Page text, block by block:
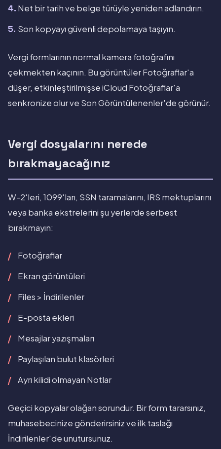
Net bir tarih ve belge türüyle yeniden adlandırın.
Son kopyayı güvenli depolamaya taşıyın.
Vergi formlarının normal kamera fotoğrafını
çekmekten kaçının. Bu görüntüler Fotoğraflar'a
düşer, etkinleştirilmişse iCloud Fotoğraflar'a
senkronize olur ve Son Görüntülenenler'de görünür.
Vergi dosyalarını nerede
bırakmayacağınız
W-2'leri, 1099'ları, SSN taramalarını, IRS mektuplarını
veya banka ekstrelerini şu yerlerde serbest
bırakmayın:
Fotoğraflar
Ekran görüntüleri
Files > İndirilenler
E-posta ekleri
Mesajlar yazışmaları
Paylaşılan bulut klasörleri
Ayrı kilidi olmayan Notlar
Geçici kopyalar olağan sorundur. Bir form tararsınız,
muhasebecinize gönderirsiniz ve ilk taslağı
İndirilenler'de unutursunuz.